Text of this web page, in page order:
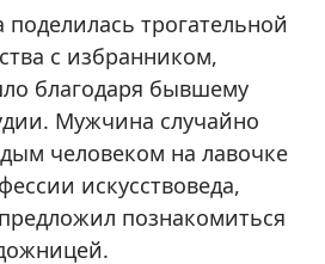
поделилась трогательной
с избранником,
благодаря бывшему
Мужчина случайно
человеком на лавочке
искусствоведа,
познакомиться